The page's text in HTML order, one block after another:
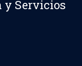
y Servicios